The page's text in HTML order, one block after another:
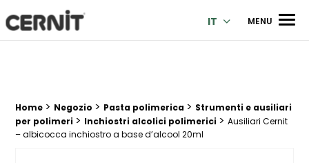
Cernit Une qualité haut de gamme pour des créations
IT MENU
Breadcrumb trail:
Home > Negozio > Pasta polimerica > Strumenti e ausiliari
per polimeri > Inchiostri alcolici polimerici > Ausiliari Cernit
– albicocca inchiostro a base d’alcool 20ml